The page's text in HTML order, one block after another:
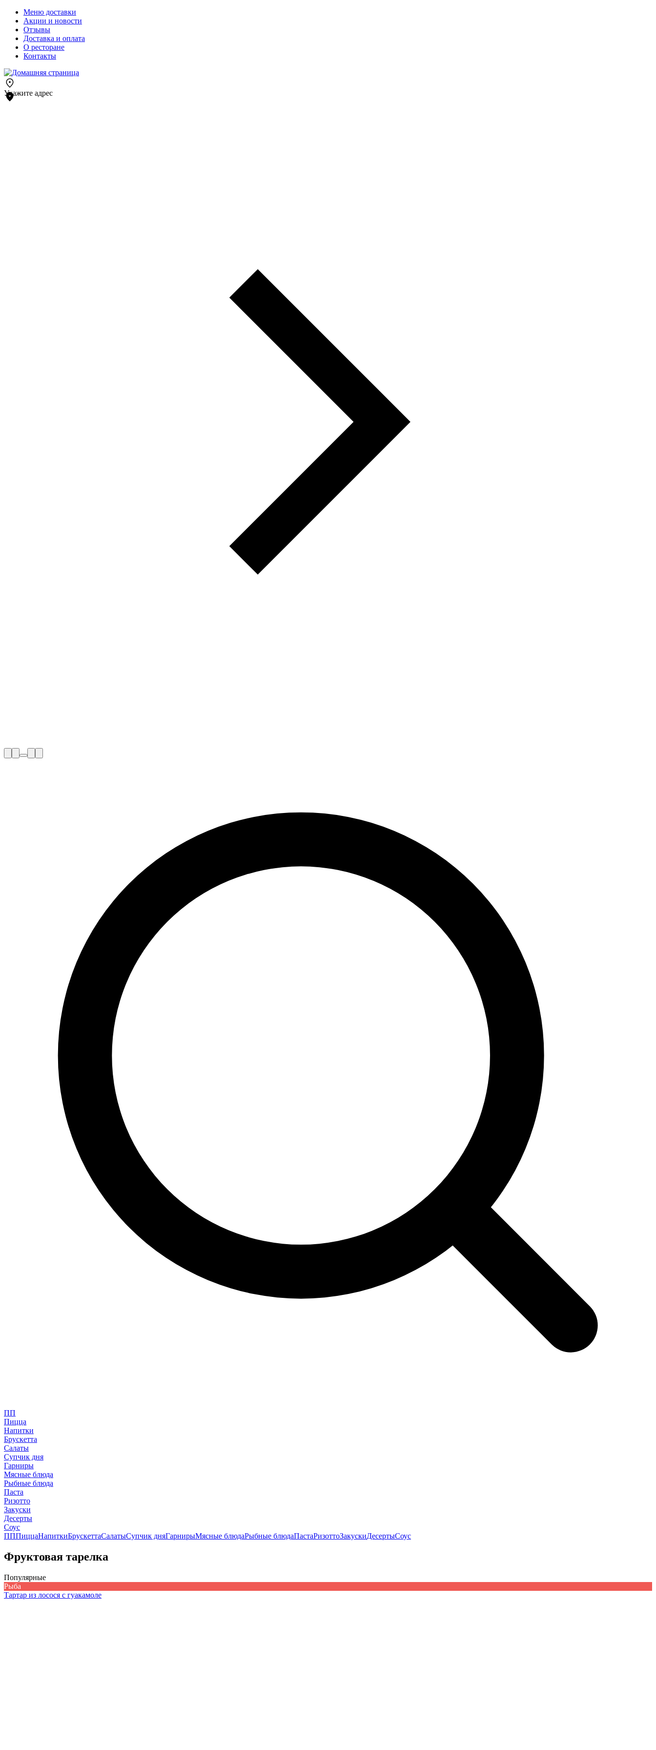
Меню доставки
Акции и новости
Отзывы
Доставка и оплата
О ресторане
Контакты
Укажите адрес
ПП
Пицца
Напитки
Брускетта
Салаты
Супчик дня
Гарниры
Мясные блюда
Рыбные блюда
Паста
Ризотто
Закуски
Десерты
Соус
ПППиццаНапиткиБрускеттаСалатыСупчик дняГарнирыМясные блюдаРыбные блюдаПастаРизоттоЗакускиДесертыСоус
Фруктовая тарелка
Популярные
Рыба
Тартар из лосося с гуакамоле